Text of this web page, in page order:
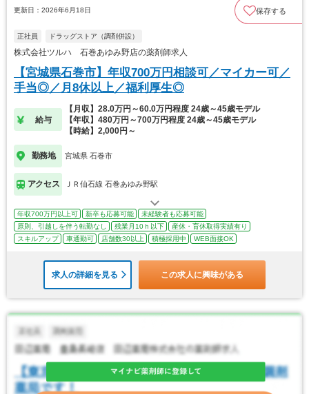
更新日：2026年6月18日 保存する
正社員 ドラッグストア（調剤併設）
株式会社ツルハ 石巻あゆみ野店の薬剤師求人
【宮城県石巻市】年収700万円相談可／マイカー可／
手当◎／月8休以上／福利厚生◎
給与
【月収】28.0万円～60.0万円程度 24歳～45歳モデル
【年収】480万円～700万円程度 24歳～45歳モデル
【時給】2,000円～
勤務地 宮城県 石巻市
アクセス ＪＲ仙石線 石巻あゆみ野駅
年収700万円以上可 新卒も応募可能
未経験者も応募可能
原則、引越しを伴う転勤なし
残業月10ｈ以下
産休・育休取得実績有り
スキルアップ
車通勤可 店舗数30以上 積極採用中 WEB面接OK
求人の詳細を見る この求人に興味がある